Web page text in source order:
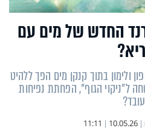
החדש של מים עם
ולימון בתוך קנקן מים הפך ללהיט
ל"ניקוי הגוף", הפחתת נפיחות
|
10.05.26
|
11:11